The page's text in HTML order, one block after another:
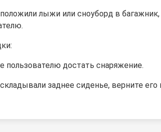
лыжи или сноуборд в
пользователю достать снаряжение.
заднее сиденье, верните